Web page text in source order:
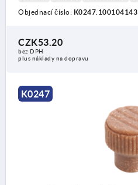
Objednací číslo: K0247.100104143
CZK53.20
bez DPH
plus náklady na dopravu
K0247